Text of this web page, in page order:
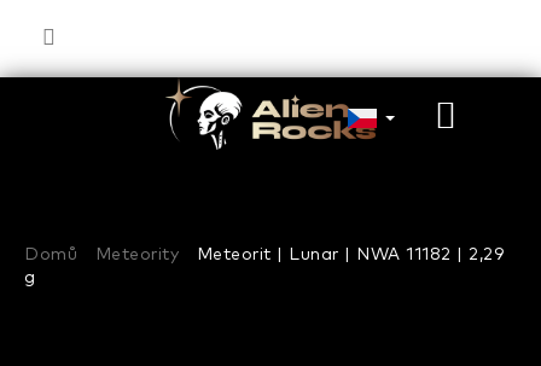
Domů Meteority
Meteorit | Lunar | NWA 11182 | 2,29
g